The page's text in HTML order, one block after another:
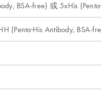
BSA-free) 或 5xHis
(Penta·His Antibody, BSA-free)